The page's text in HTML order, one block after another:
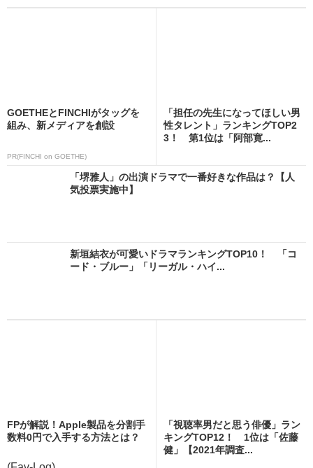
GOETHEとFINCHIがタッグを
組み、新メディアを創設
PR(FINCHI on GOETHE)
「担任の先生になってほしい男
性タレント」ランキングTOP2
3！ 第1位は「阿部寛...
「堺雅人」の出演ドラマで一番好きな作品は？【人
気投票実施中】
新垣結衣が可愛いドラマランキングTOP10！ 「コ
ード・ブルー」「リーガル・ハイ...
FPが解説！Apple製品を分割手
数料0円で入手する方法とは？
「視聴率男だと思う俳優」ラン
キングTOP12！ 1位は「佐藤
健」【2021年調査...